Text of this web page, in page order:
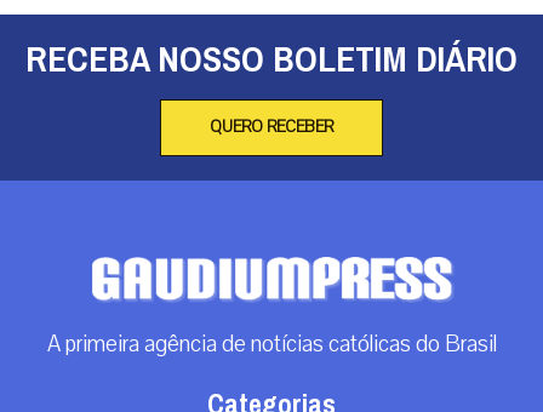
Cardeal Sarah alerta: sinodalidade e paganismo
causam erosão da Igreja por dentro
|Análise